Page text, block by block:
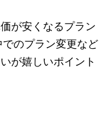
が安くなるプラン
のプラン変更など
が嬉しいポイント